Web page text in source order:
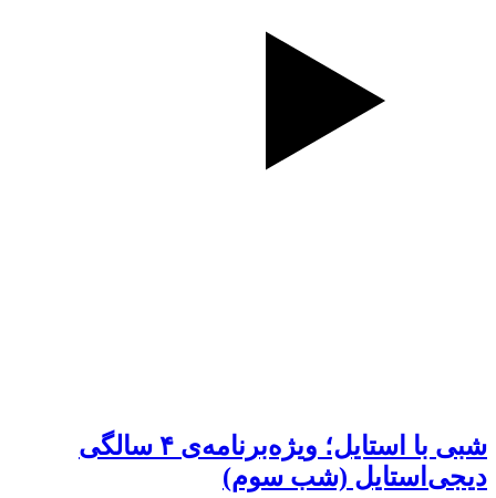
شبی با استایل؛ ویژه‌برنامه‌ی ۴ سالگی
دیجی‌استایل (شب سوم)